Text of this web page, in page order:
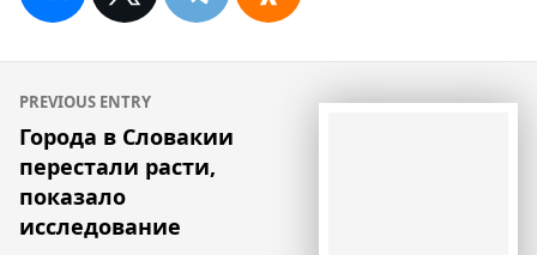
Навигация
по
записям
PREVIOUS ENTRY
Города в Словакии
перестали расти,
показало
исследование